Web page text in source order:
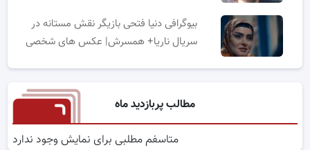
بیوگرافی دنیا فتحی بازیگر نقش مستانه در
سریال ناریا+ همسرش| عکس های شخصی
مطالب پربازدید ماه
متاسفم مطلبی برای نمایش وجود ندارد